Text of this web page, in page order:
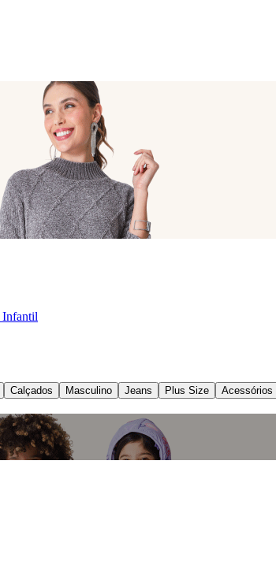
Infantil
Calçados Masculino Jeans Plus Size Acessórios